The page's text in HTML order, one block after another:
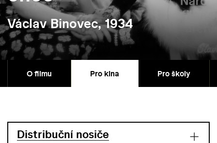
Václav Binovec, 1934
O filmu Pro kina Pro školy
Distribuční nosiče